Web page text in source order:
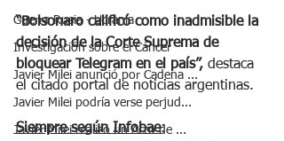
Guerra Rusia - Ucrania
Investigación sobre el Cáncer
Javier Milei anunció por Cadena ...
Javier Milei podría verse perjud...
Javier Milei realizó un Acto de ...
“Bolsonaro calificó como inadmisible la
decisión de la Corte Suprema de
bloquear Telegram en el país”, destaca
el citado portal de noticias argentinas.
Siempre según Infobae: